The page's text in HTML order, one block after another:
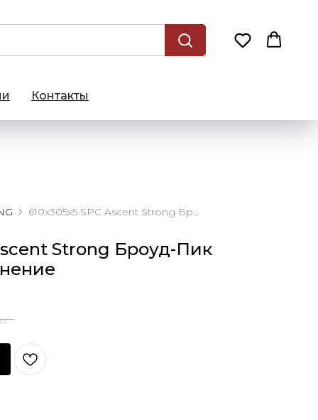
Контакты
610x305x5 SPC Ascent Strong Броуд-Пик замковое соединение
Strong Броуд-Пик